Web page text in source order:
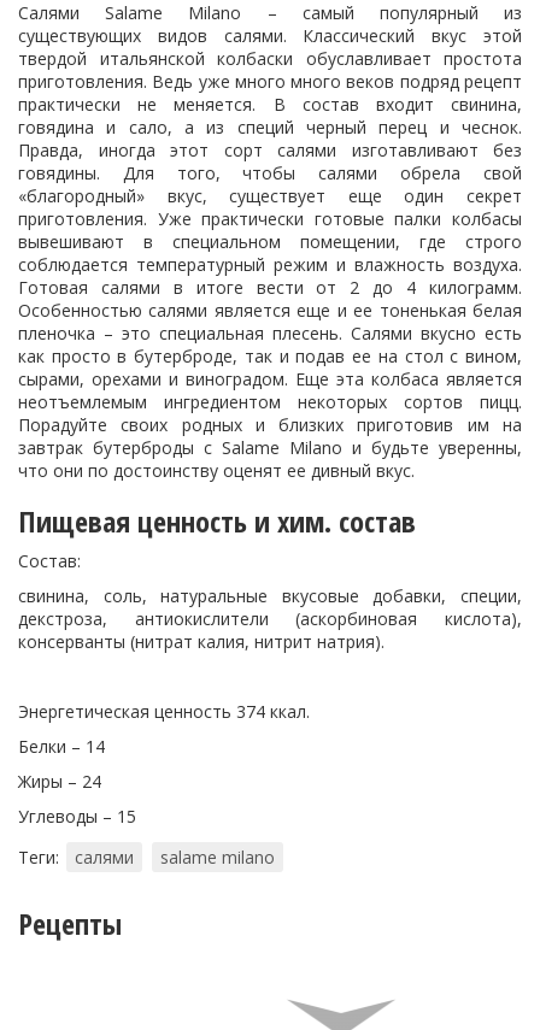
Салями Salame Milano – самый популярный из
существующих видов салями. Классический вкус этой
твердой итальянской колбаски обуславливает простота
приготовления. Ведь уже много много веков подряд рецепт
практически не меняется. В состав входит свинина,
говядина и сало, а из специй черный перец и чеснок.
Правда, иногда этот сорт салями изготавливают без
говядины. Для того, чтобы салями обрела свой
«благородный» вкус, существует еще один секрет
приготовления. Уже практически готовые палки колбасы
вывешивают в специальном помещении, где строго
соблюдается температурный режим и влажность воздуха.
Готовая салями в итоге вести от 2 до 4 килограмм.
Особенностью салями является еще и ее тоненькая белая
пленочка – это специальная плесень. Салями вкусно есть
как просто в бутерброде, так и подав ее на стол с вином,
сырами, орехами и виноградом. Еще эта колбаса является
неотъемлемым ингредиентом некоторых сортов пицц.
Порадуйте своих родных и близких приготовив им на
завтрак бутерброды с Salame Milano и будьте уверенны,
что они по достоинству оценят ее дивный вкус.
Пищевая ценность и хим. состав
Состав:
свинина, соль, натуральные вкусовые добавки, специи,
декстроза, антиокислители (аскорбиновая кислота),
консерванты (нитрат калия, нитрит натрия).
Энергетическая ценность 374 ккал.
Белки – 14
Жиры – 24
Углеводы – 15
Теги:
салями salame milano
Рецепты